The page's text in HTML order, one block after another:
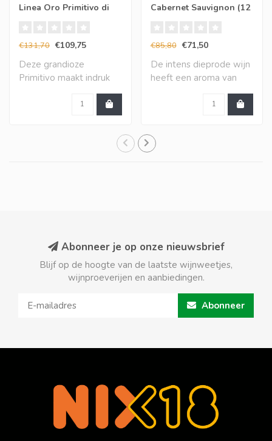
Linea Oro Primitivo di
€131,70 €109,75
Deze grandioze
Primitivo maakt indruk
met een vol en zeer in..
Cabernet Sauvignon (12
€85,80 €71,50
De intens dieprode wijn
heeft een aroma van
Abonneer je op onze nieuwsbrief
Blijf op de hoogte van de laatste wijnweetjes,
wijnproeverijen en aanbiedingen.
Abonneer